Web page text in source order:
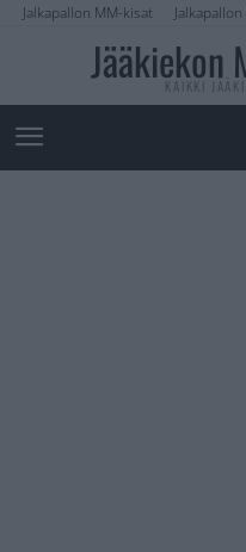
Jalkapallon MM-kisat
Jääkiekon
KAIKKI